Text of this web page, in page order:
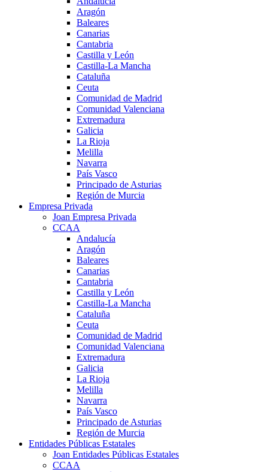
Aragón
Baleares
Canarias
Cantabria
Castilla y León
Castilla-La Mancha
Cataluña
Ceuta
Comunidad de Madrid
Comunidad Valenciana
Extremadura
Galicia
La Rioja
Melilla
Navarra
País Vasco
Principado de Asturias
Región de Murcia
Empresa Privada
Joan Empresa Privada
CCAA
Andalucía
Aragón
Baleares
Canarias
Cantabria
Castilla y León
Castilla-La Mancha
Cataluña
Ceuta
Comunidad de Madrid
Comunidad Valenciana
Extremadura
Galicia
La Rioja
Melilla
Navarra
País Vasco
Principado de Asturias
Región de Murcia
Entidades Públicas Estatales
Joan Entidades Públicas Estatales
CCAA